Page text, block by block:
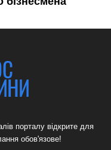
порталу відкрите для
обов'язове!